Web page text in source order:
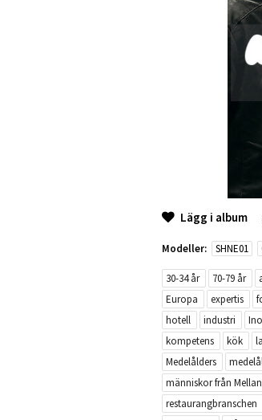
Lägg i album
Modeller: SHNE01
30-34 år 70-79 år
Europa
expertis
hotell
industri
kompetens
kök
Medelålders
människor från
restaurangbranschen